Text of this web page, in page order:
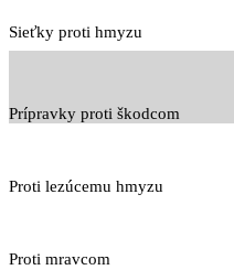
Sieťky proti hmyzu
Prípravky proti škodcom
Proti lezúcemu hmyzu
Proti mravcom